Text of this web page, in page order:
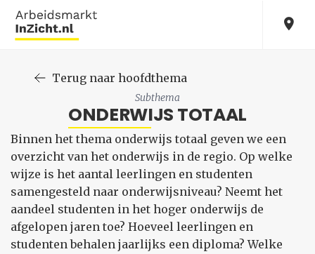
Terug naar hoofdthema
Subthema
ONDERWIJS TOTAAL
Binnen het thema onderwijs totaal geven we een
overzicht van het onderwijs in de regio. Op welke
wijze is het aantal leerlingen en studenten
samengesteld naar onderwijsniveau? Neemt het
aandeel studenten in het hoger onderwijs de
afgelopen jaren toe? Hoeveel leerlingen en
studenten behalen jaarlijks een diploma? Welke